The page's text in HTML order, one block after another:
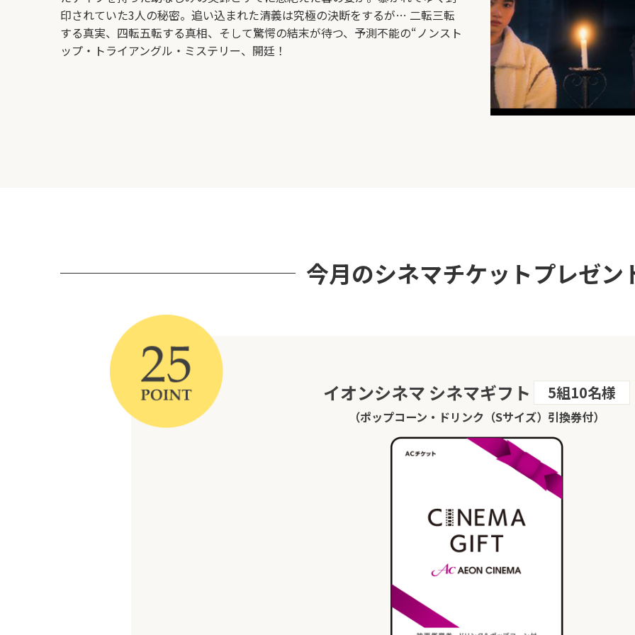
印されていた3人の秘密。追い込まれた清義は究極の決断をするが… 二転三転
する真実、四転五転する真相、そして驚愕の結末が待つ、予測不能の“ノンスト
ップ・トライアングル・ミステリー、開廷！
今月のシネマチケットプレゼン
5組10名様
イオンシネマ シネマギフト
（ポップコーン・ドリンク（Sサイズ）引換券付）